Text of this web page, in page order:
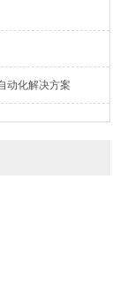
动化解决方案